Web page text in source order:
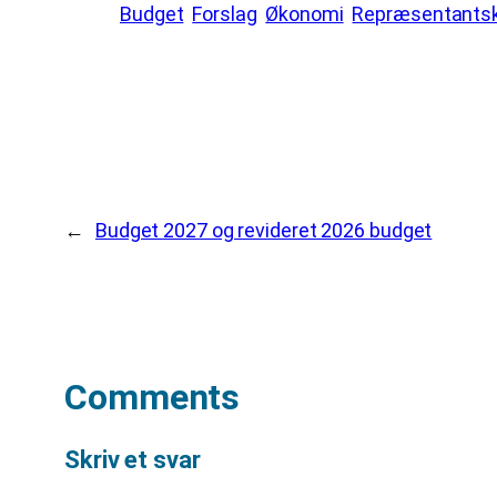
Budget Forslag Økonomi
← Budget 2027 og revideret 2026 budget
Comments
Skriv et svar